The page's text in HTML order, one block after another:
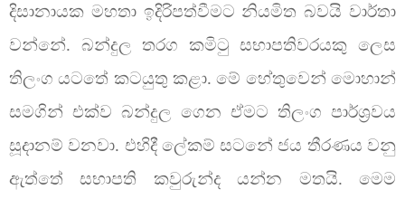
දිසානායක මහතා ඉදිරිපත්වීමට නියමිත බවයි වාර්තා
වන්නේ. බන්දුල තරග කමිටු සභාපතිවරයකු ලෙස
තිලංග යටතේ කටයුතු කළා. මේ හේතුවෙන් මොහාන්
සමගින් එක්ව බන්දුල ගෙන ඒමට තිලංග පාර්ශ්‍රවය
සූදානම් වනවා. එහිදී ලේකම් සටනේ ජය තීරණය වනු
ඇත්තේ සභාපති කවුරුන්ද යන්න මතයි. මෙම